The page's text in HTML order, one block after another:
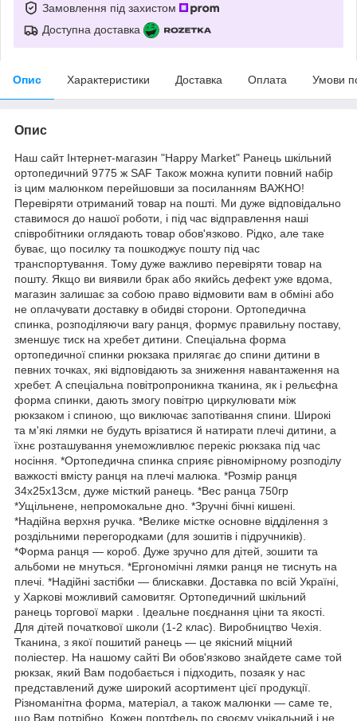
Замовлення під захистом
Доступна доставка
Опис Характеристики Доставка Оплата Умови
Опис
Наш сайт Інтернет-магазин "Happy Market" Ранець шкільний
ортопедичний 9775 ж SAF Також можна купити повний набір
із цим малюнком перейшовши за посиланням ВАЖНО!
Перевіряти отриманий товар на пошті. Ми дуже відповідально
ставимося до нашої роботи, і під час відправлення наші
співробітники оглядають товар обов'язково. Рідко, але таке
буває, що посилку та пошкоджує пошту під час
транспортування. Тому дуже важливо перевіряти товар на
пошту. Якщо ви виявили брак або якийсь дефект уже вдома,
магазин залишає за собою право відмовити вам в обміні або
не оплачувати доставку в обидві сторони. Ортопедична
спинка, розподіляючи вагу ранця, формує правильну поставу,
зменшує тиск на хребет дитини. Спеціальна форма
ортопедичної спинки рюкзака прилягає до спини дитини в
певних точках, які відповідають за зниження навантаження на
хребет. А спеціальна повітропроникна тканина, як і рельєфна
форма спинки, дають змогу повітрю циркулювати між
рюкзаком і спиною, що виключає запотівання спини. Широкі
та м'які лямки не будуть врізатися й натирати плечі дитини, а
їхнє розташування унеможливлює перекіс рюкзака під час
носіння. *Ортопедична спинка сприяє рівномірному розподілу
важкості вмісту ранця на плечі малюка. *Розмір ранця
34х25х13см, дуже місткий ранець. *Вес ранца 750гр
*Ущільнене, непромокальне дно. *Зручні бічні кишені.
*Надійна верхня ручка. *Велике містке основне відділення з
роздільними перегородками (для зошитів і підручників).
*Форма ранця — короб. Дуже зручно для дітей, зошити та
альбоми не мнуться. *Ергономічні лямки ранця не тиснуть на
плечі. *Надійні застібки — блискавки. Доставка по всій Україні,
у Харкові можливий самовитяг. Ортопедичний шкільний
ранець торгової марки . Ідеальне поєднання ціни та якості.
Для дітей початкової школи (1-2 клас). Виробництво Чехія.
Тканина, з якої пошитий ранець — це якісний міцний
поліестер. На нашому сайті Ви обов'язково знайдете саме той
рюкзак, який Вам подобається і підходить, позаяк у нас
представлений дуже широкий асортимент цієї продукції.
Різноманітна форма, матеріал, а також малюнки — саме те,
що Вам потрібно. Кожен портфель по своєму унікальний і не